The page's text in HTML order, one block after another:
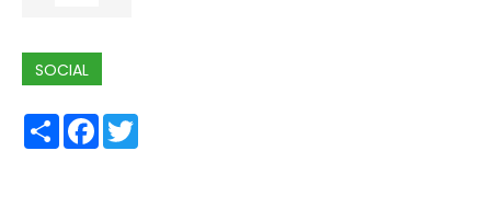
SOCIAL
ShareFacebook